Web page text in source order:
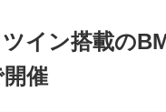
イン搭載の
催